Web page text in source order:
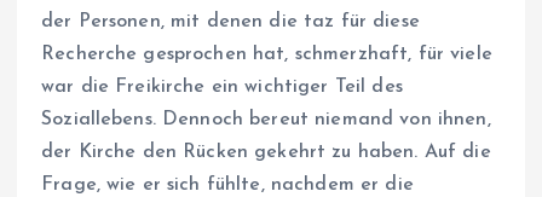
der Personen, mit denen die taz für diese
Recherche gesprochen hat, schmerzhaft, für viele
war die Freikirche ein wichtiger Teil des
Soziallebens. Dennoch bereut niemand von ihnen,
der Kirche den Rücken gekehrt zu haben. Auf die
Frage, wie er sich fühlte, nachdem er die